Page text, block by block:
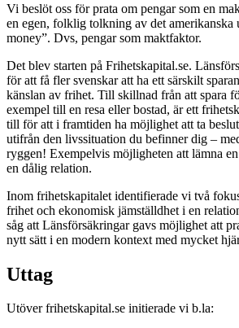
Vi beslöt oss för prata om pengar som en
en egen, folklig tolkning av det
money”. Dvs, pengar som maktfaktor.
Det blev starten på Frihetskapital.se.
för att få fler svenskar att ha ett särskilt
känslan av frihet. Till skillnad från att spara
exempel till en resa eller bostad, är ett
till för att i framtiden ha möjlighet att ta
utifrån den livssituation du befinner dig –
ryggen! Exempelvis möjligheten att lämna
en dålig relation.
Inom frihetskapitalet identifierade vi två
frihet och ekonomisk jämställdhet i en
såg att Länsförsäkringar gavs möjlighet att
nytt sätt i en modern kontext med mycket
Uttag
Utöver frihetskapital.se initierade vi b.la: